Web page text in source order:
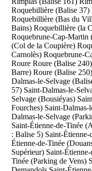
Roquebillière (Balise 37)
Roquebillière (Bas du
Bains) Roquebillière (la
Roquebrune-Cap-Martin
(Col de la Coupière)
Carnolès) Roquebrune-
Roure Roure (Balise 240)
Barre) Roure (Balise 250)
Dalmas-le-Selvage
57) Saint-Dalmas-le-
Selvage (Bousiéyas)
Fourches) Saint-
Dalmas-le-Selvage
Saint-Étienne-de-Tinée
: Balise 5) Saint-
Étienne-de-Tinée
Supérieur) Saint-
Tinée (Parking de Vens)